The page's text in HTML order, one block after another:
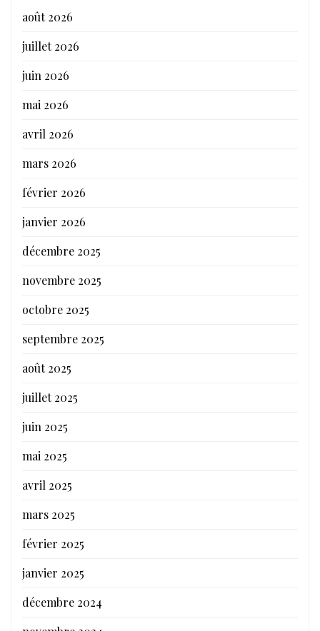
août 2026
juillet 2026
juin 2026
mai 2026
avril 2026
mars 2026
février 2026
janvier 2026
décembre 2025
novembre 2025
octobre 2025
septembre 2025
août 2025
juillet 2025
juin 2025
mai 2025
avril 2025
mars 2025
février 2025
janvier 2025
décembre 2024